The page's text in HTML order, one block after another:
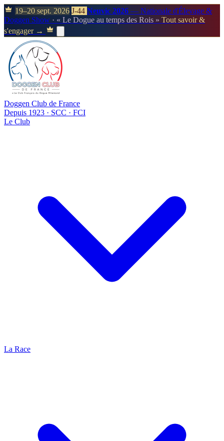
19–20 sept. 2026 J-44 Neuvic 2026 — Nationale d'Élevage &
Doggen Show · « Le Dogue au temps des Rois » Tout savoir &
s'engager →
Doggen Club de France
Depuis 1923 · SCC · FCI
Le Club
La Race